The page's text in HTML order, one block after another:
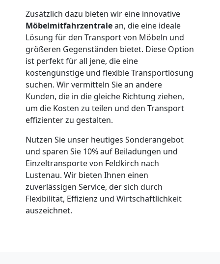
Zusätzlich dazu bieten wir eine innovative
Möbelmitfahrzentralean, die eine ideale
Lösung für den Transport von Möbeln und
größeren Gegenständen bietet. Diese Option
ist perfekt für all jene, die eine
kostengünstige und flexible Transportlösung
suchen. Wir vermitteln Sie an andere
Kunden, die in die gleiche Richtung ziehen,
um die Kosten zu teilen und den Transport
effizienter zu gestalten.
Nutzen Sie unser heutiges Sonderangebot
und sparen Sie 10% auf Beiladungen und
Einzeltransporte von Feldkirch nach
Lustenau. Wir bieten Ihnen einen
zuverlässigen Service, der sich durch
Flexibilität, Effizienz und Wirtschaftlichkeit
auszeichnet.